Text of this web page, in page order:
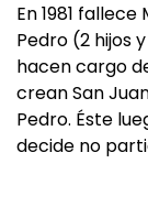
En 1981
Pedro (2 hijos
hacen cargo
crean San
Pedro. Éste
decide no